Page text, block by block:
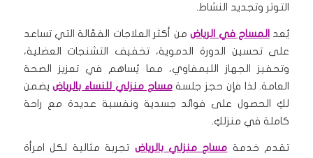
التوتر وتجديد النشاط.
يُعد المساج في الرياضمن أكثر العلاجات الفعّالة التي تساعد
على تحسين الدورة الدموية، تخفيف التشنجات العضلية،
وتحفيز الجهاز الليمفاوي، مما يُساهم في تعزيز الصحة
العامة. لذا فإن حجز جلسةمساج منزلي للنساء بالرياضيضمن
لكِ الحصول على فوائد جسدية ونفسية عديدة مع راحة
كاملة في منزلكِ.
تقدم خدمة مساج منزلي بالرياض تجربة مثالية لكل امرأة